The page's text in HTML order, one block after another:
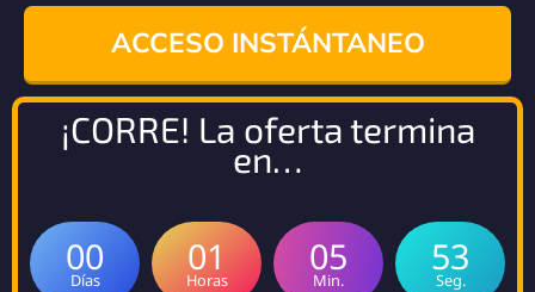
ACCESO INSTÁNTANEO
¡CORRE! La oferta termina
en…
00
Días
01
Horas
05
Min.
52
Seg.